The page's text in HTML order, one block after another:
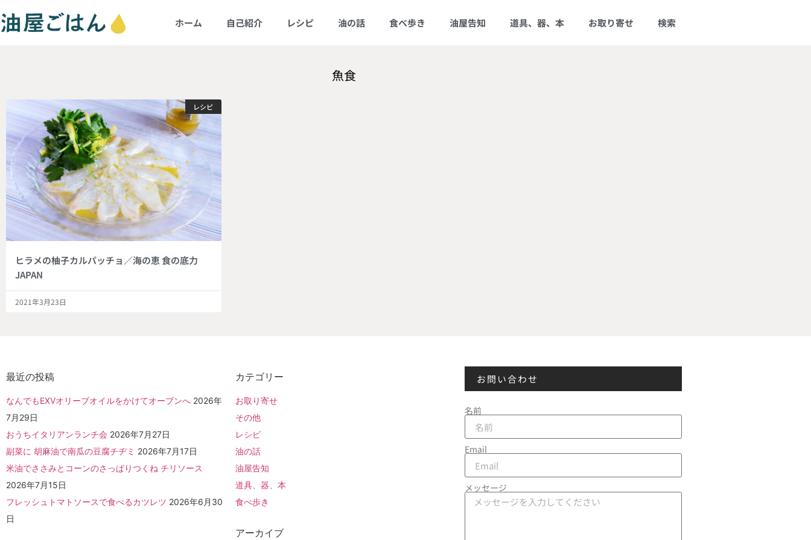
ホーム 自己紹介 レシピ 油の話 食べ歩き 油屋告知 道具、器、本 お取り寄せ 検索
魚食
レシピ
ヒラメの柚子カルパッチョ／海の恵 食の底力
JAPAN
2021年3月23日
最近の投稿
なんでもEXVオリーブオイルをかけてオーブンへ 2026年
7月29日
おうちイタリアンランチ会 2026年7月27日
副菜に 胡麻油で南瓜の豆腐チヂミ 2026年7月17日
米油でささみとコーンのさっぱりつくね チリソース
2026年7月15日
フレッシュトマトソースで食べるカツレツ 2026年6月30
日
カテゴリー
お取り寄せ
その他
レシピ
油の話
油屋告知
道具、器、本
食べ歩き
アーカイブ
お問い合わせ
名前
Email
メッセージ